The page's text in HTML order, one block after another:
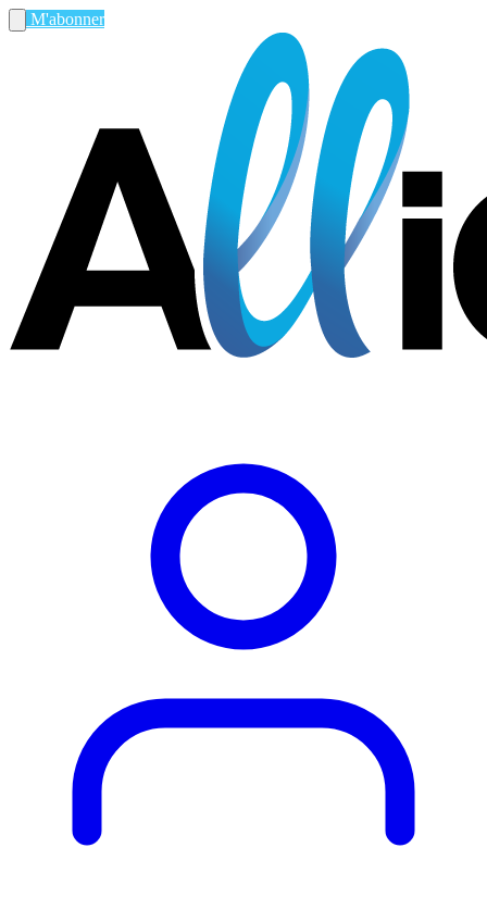
M'abonner